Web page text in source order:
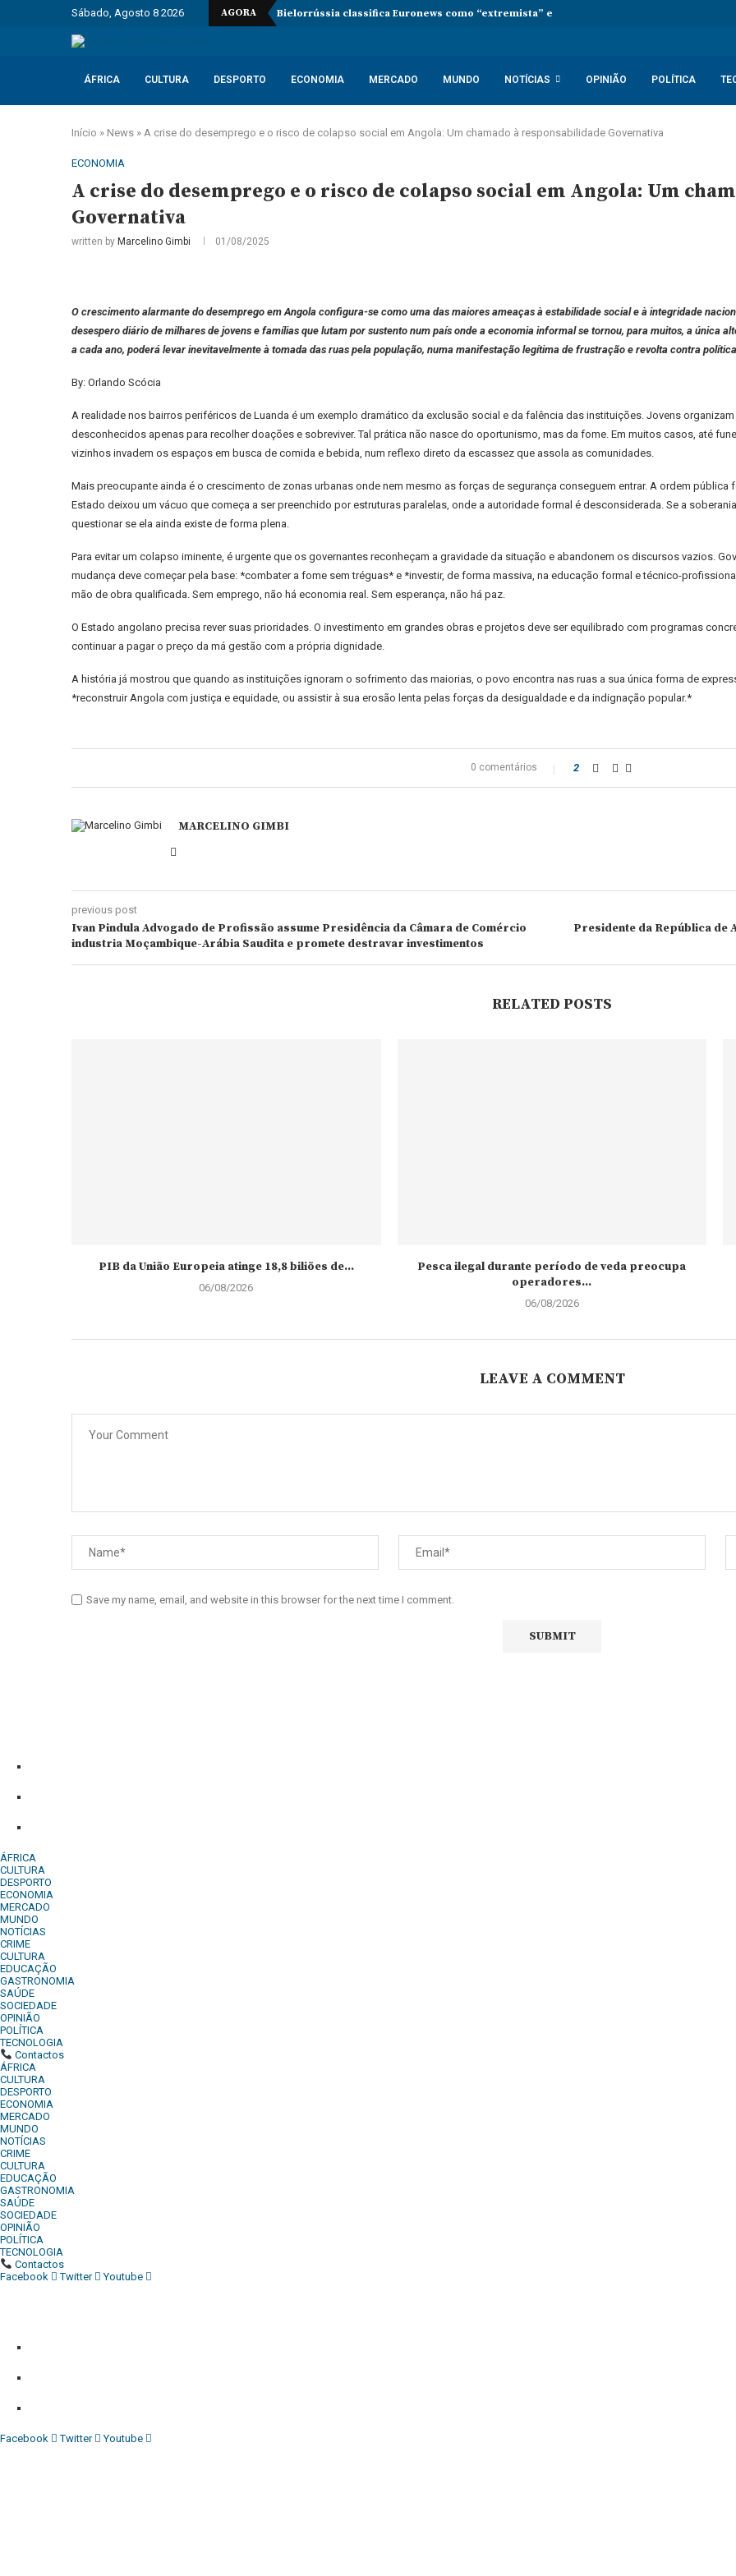
Sábado, Agosto 8 2026 AGORA Bielorrússia classifica Euronews como “extremista” e Tsikhanouskaya acusa Lukashenko
ÁFRICA CULTURA DESPORTO ECONOMIA MERCADO MUNDO NOTÍCIAS OPINIÃO POLÍTICA
Início » News » A crise do desemprego e o risco de colapso social em Angola: Um chamado à responsabilidade Governativa
ECONOMIA
A crise do desemprego e o risco de colapso social em Angola: Um
Governativa
written by Marcelino Gimbi 01/08/2025
O crescimento alarmante do desemprego em Angola configura-se como uma das maiores ameaças à estabilidade social e à integridade
desespero diário de milhares de jovens e famílias que lutam por sustento num país onde a economia informal se tornou, para muitos, a única
a cada ano, poderá levar inevitavelmente à tomada das ruas pela população, numa manifestação legítima de frustração e revolta contra
By: Orlando Scócia
A realidade nos bairros periféricos de Luanda é um exemplo dramático da exclusão social e da falência das instituições. Jovens
desconhecidos apenas para recolher doações e sobreviver. Tal prática não nasce do oportunismo, mas da fome. Em muitos casos, até
vizinhos invadem os espaços em busca de comida e bebida, num reflexo direto da escassez que assola as comunidades.
Mais preocupante ainda é o crescimento de zonas urbanas onde nem mesmo as forças de segurança conseguem entrar. A ordem
Estado deixou um vácuo que começa a ser preenchido por estruturas paralelas, onde a autoridade formal é desconsiderada. Se a
questionar se ela ainda existe de forma plena.
Para evitar um colapso iminente, é urgente que os governantes reconheçam a gravidade da situação e abandonem os discursos vazios.
mudança deve começar pela base: *combater a fome sem tréguas* e *investir, de forma massiva, na educação formal e técnico-
mão de obra qualificada. Sem emprego, não há economia real. Sem esperança, não há paz.
O Estado angolano precisa rever suas prioridades. O investimento em grandes obras e projetos deve ser equilibrado com programas
continuar a pagar o preço da má gestão com a própria dignidade.
A história já mostrou que quando as instituições ignoram o sofrimento das maiorias, o povo encontra nas ruas a sua única forma de
*reconstruir Angola com justiça e equidade, ou assistir à sua erosão lenta pelas forças da desigualdade e da indignação popular.*
0 comentários 2
MARCELINO GIMBI
previous post
Ivan Pindula Advogado de Profissão assume Presidência da Câmara de Comércio
industria Moçambique-Arábia Saudita e promete destravar investimentos
Presidente da República de
RELATED POSTS
PIB da União Europeia atinge 18,8 biliões de...
06/08/2026
Pesca ilegal durante período de veda preocupa
operadores...
06/08/2026
LEAVE A COMMENT
Save my name, email, and website in this browser for the next time I comment.
ÁFRICA
CULTURA
DESPORTO
ECONOMIA
MERCADO
MUNDO
NOTÍCIAS
CRIME
CULTURA
EDUCAÇÃO
GASTRONOMIA
SAÚDE
SOCIEDADE
OPINIÃO
POLÍTICA
TECNOLOGIA
Contactos
ÁFRICA
CULTURA
DESPORTO
ECONOMIA
MERCADO
MUNDO
NOTÍCIAS
CRIME
CULTURA
EDUCAÇÃO
GASTRONOMIA
SAÚDE
SOCIEDADE
OPINIÃO
POLÍTICA
TECNOLOGIA
Contactos
Facebook
Twitter Youtube
Facebook Twitter Youtube